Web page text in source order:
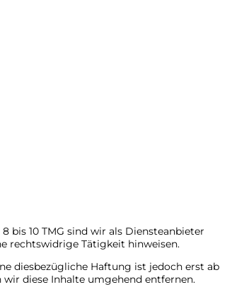
bis 10 TMG sind wir als Diensteanbieter
rechtswidrige Tätigkeit hinweisen.
diesbezügliche Haftung ist jedoch erst ab
diese Inhalte umgehend entfernen.